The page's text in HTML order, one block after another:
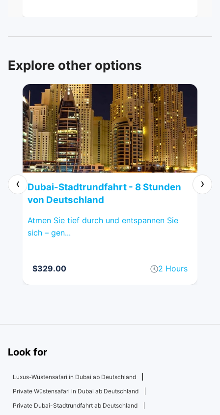
Explore other options
Dubai-Stadtrundfahrt - 8 Stunden
von Deutschland
Atmen Sie tief durch und entspannen Sie
sich – gen...
$329.00 2 Hours
‹ ›
Look for
Luxus-Wüstensafari in Dubai ab Deutschland
Private Wüstensafari in Dubai ab Deutschland
Private Dubai-Stadtrundfahrt ab Deutschland